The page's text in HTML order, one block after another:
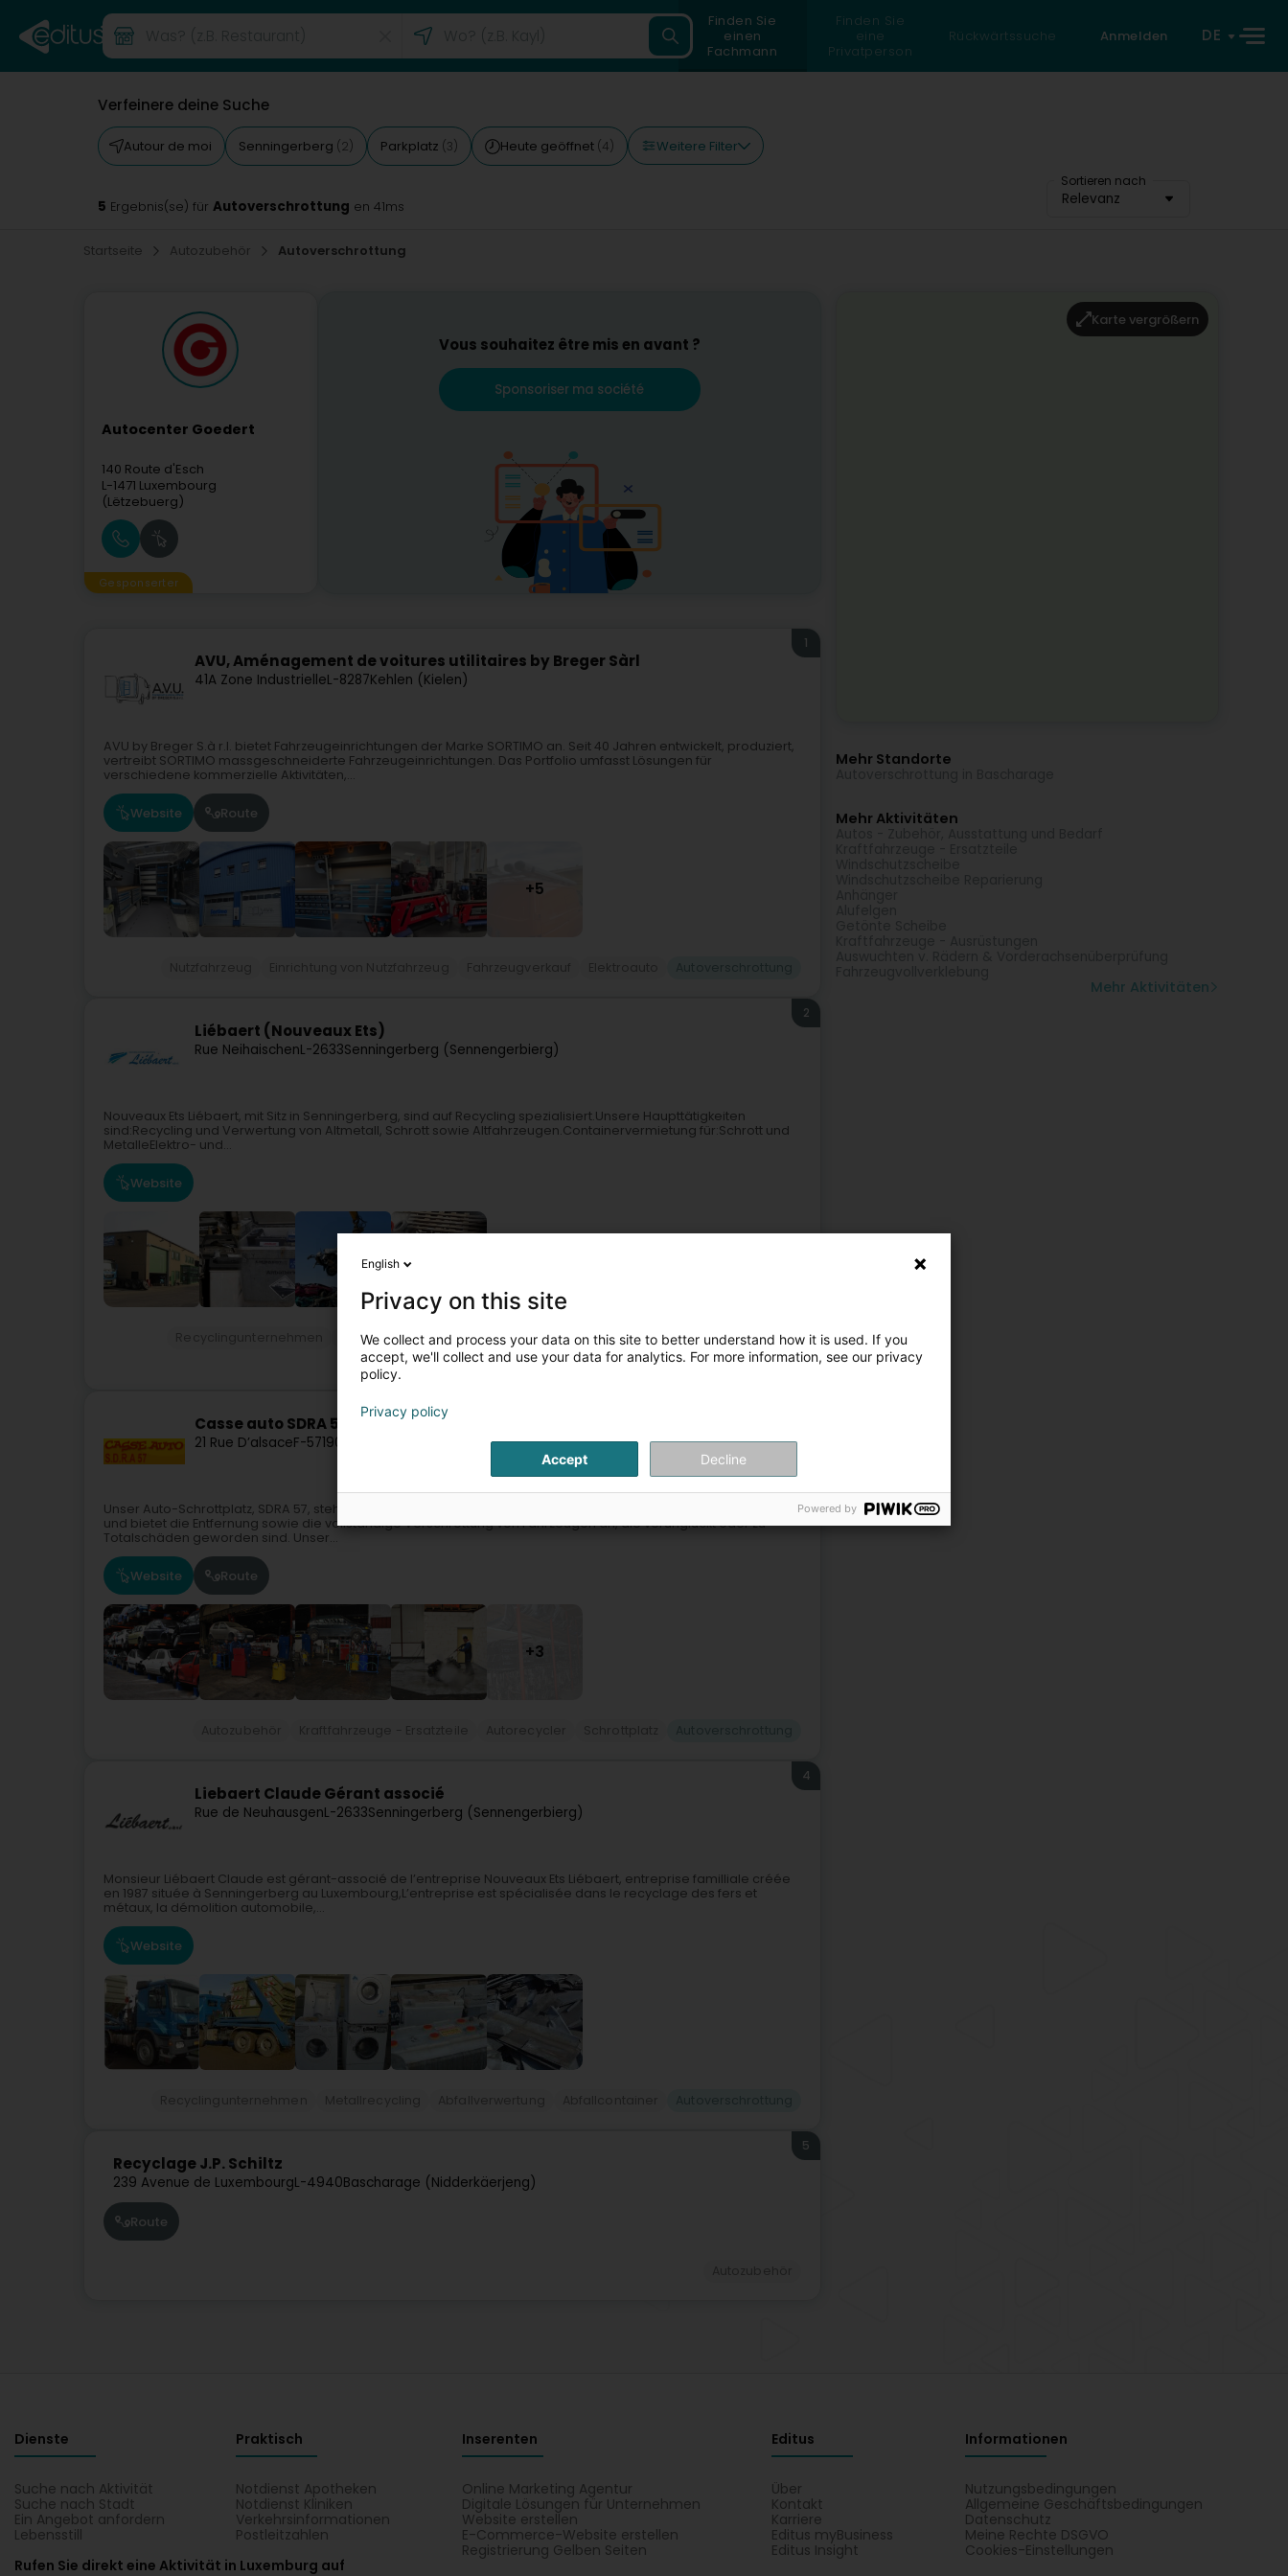
Finden Sie
einen
Fachmann
Finden Sie
eine
Privatperson
Rückwärtssuche Anmelden DE
Verfeinere deine Suche
Autour de moi Senningerberg (2) Parkplatz (3) Heute geöffnet (4) Weitere Filter
Sortieren nach
Relevanz
5 Ergebnis(se) für Autoverschrottung en 41ms
Startseite Autozubehör Autoverschrottung
Autocenter Goedert
140 Route d'Esch
L-1471 Luxembourg
(Lëtzebuerg)
Gesponserter
Vous souhaitez être mis en avant ?
Sponsoriser ma société
AVU, Aménagement de voitures utilitaires by Breger Sàrl
41A Zone IndustrielleL-8287Kehlen (Kielen)
1
AVU by Breger S.à r.l. bietet Fahrzeugeinrichtungen der Marke SORTIMO an. Seit 40 Jahren entwickelt, produziert,
vertreibt SORTIMO massgeschneiderte Fahrzeugeinrichtungen. Das Portfolio umfasst Lösungen für
verschiedene kommerzielle Aktivitäten,...
Website Route
+5
Liébaert (Nouveaux Ets)
Rue NeihaischenL-2633Senningerberg (Sennengerbierg)
2
Nouveaux Ets Liébaert, mit Sitz in Senningerberg, sind auf Recycling spezialisiert.Unsere Haupttätigkeiten
sind:Recycling und Verwertung von Altmetall, Schrott sowie Altfahrzeugen.Containervermietung für:Schrott und
MetalleElektro- und...
Website
Müll- und Abfallaufbereitung
Vermietung von Containern und Paletten
Autoverschrottung
Casse auto SDRA 57 - Groupe PPA
21 Rue D’alsaceF-57190
Unser Auto-Schrottplatz, SDRA 57, steht seit 1999 sowohl Privatpersonen als auch Unternehmen zur Verfügung
und bietet die Entfernung sowie die vollständige Verschrottung von Fahrzeugen an, die verunglückt oder zu
Totalschäden geworden sind. Unser...
Website Route
+3
Liebaert Claude Gérant associé
Rue de NeuhausgenL-2633Senningerberg (Sennengerbierg)
4
Monsieur Liébaert Claude est gérant-associé de l’entreprise Nouveaux Ets Liébaert, entreprise familliale créée
en 1987 située à Senningerberg au Luxembourg,L’entreprise est spécialisée dans le recyclage des fers et
métaux, la démolition automobile,...
Website
Recyclage J.P. Schiltz
239 Avenue de LuxembourgL-4940Bascharage (Nidderkäerjeng)
5
Route
Karte vergrößern
Mehr Standorte
Mehr Aktivitäten
Mehr Aktivitäten
Dienste
Suche nach Aktivität
Suche nach Stadt
Ein Angebot anfordern
Lebensstill
Praktisch
Notdienst Apotheken
Notdienst Kliniken
Verkehrsinformationen
Postleitzahlen
Inserenten
Online Marketing Agentur
Digitale Lösungen für Unternehmen
Website erstellen
E-Commerce-Website erstellen
Registrierung Gelben Seiten
Editus
Über
Kontakt
Karriere
Editus myBusiness
Editus Insight
Informationen
Nutzungsbedingungen
Allgemeine Geschäftsbedingungen
Datenschutz
Meine Rechte DSGVO
Cookies-Einstellungen
Rufen Sie direkt eine Aktivität in Luxemburg auf
English
Privacy on this site
We collect and process your data on this site to better understand how it is used. If you
accept, we'll collect and use your data for analytics. For more information, see our privacy
policy.
Privacy policy
Accept Decline
Powered by